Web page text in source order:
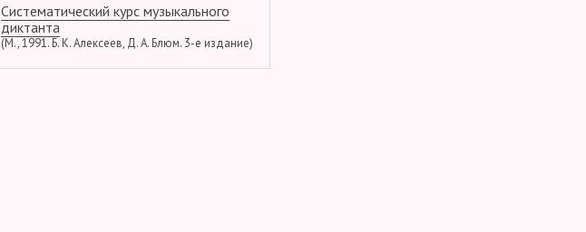
Систематический курс музыкального
диктанта
(М., 1991. Б. К. Алексеев, Д. А. Блюм. 3-е издание)